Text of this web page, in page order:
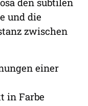
und die
zwischen
einer
in Farbe